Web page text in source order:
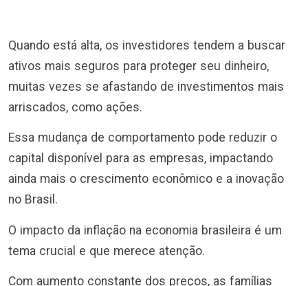
Quando está alta, os investidores tendem a buscar
ativos mais seguros para proteger seu dinheiro,
muitas vezes se afastando de investimentos mais
arriscados, como ações.
Essa mudança de comportamento pode reduzir o
capital disponível para as empresas, impactando
ainda mais o crescimento econômico e a inovação
no Brasil.
O impacto da inflação na economia brasileira é um
tema crucial e que merece atenção.
Com aumento constante dos preços, as famílias